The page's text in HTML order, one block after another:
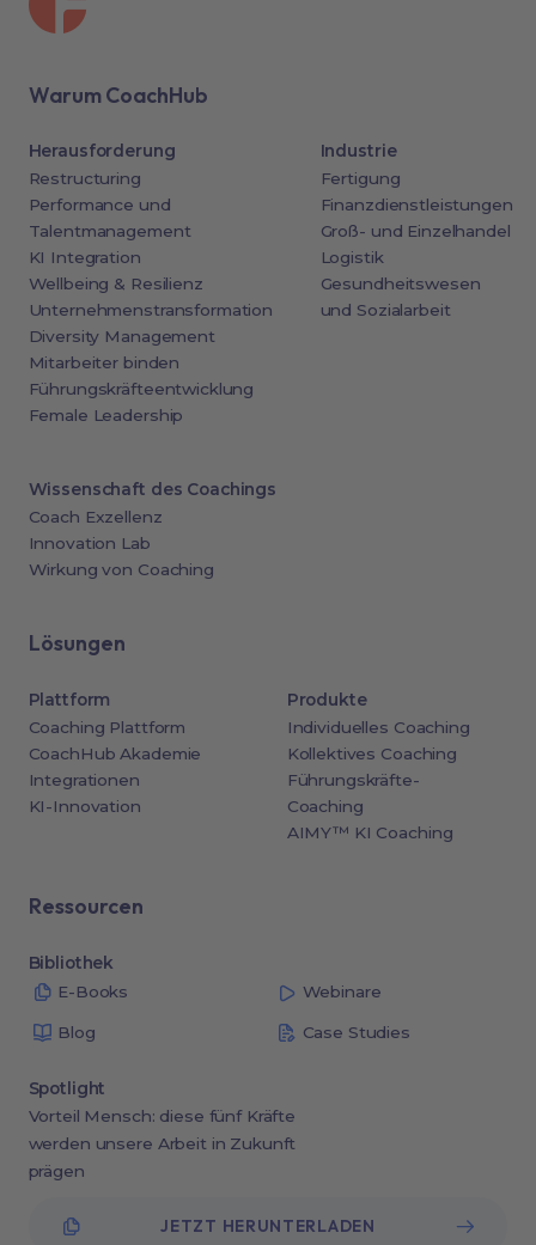
Warum CoachHub
Herausforderung
Restructuring
Performance und
Talentmanagement
KI Integration
Wellbeing & Resilienz
Unternehmenstransformation
Diversity Management
Mitarbeiter binden
Führungskräfteentwicklung
Female Leadership
Industrie
Fertigung
Finanzdienstleistungen
Groß- und Einzelhandel
Logistik
Gesundheitswesen
und Sozialarbeit
Wissenschaft des Coachings
Coach Exzellenz
Innovation Lab
Wirkung von Coaching
Lösungen
Plattform
Coaching Plattform
CoachHub Akademie
Integrationen
KI-Innovation
Produkte
Individuelles Coaching
Kollektives Coaching
Führungskräfte-
Coaching
AIMY™ KI Coaching
Ressourcen
Bibliothek
E-Books
Webinare
Blog Case Studies
Spotlight
Vorteil Mensch: diese fünf Kräfte
werden unsere Arbeit in Zukunft
prägen
JETZT HERUNTERLADEN